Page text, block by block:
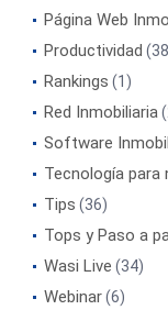
Página Web
Productividad
Rankings (1)
Red Inmobiliaria
Software
Tecnología para
Tips (36)
Tops y Paso a
Wasi Live (34)
Webinar(6)